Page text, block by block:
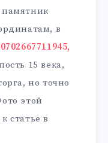
в
15 века,
но точно
этой
статье в